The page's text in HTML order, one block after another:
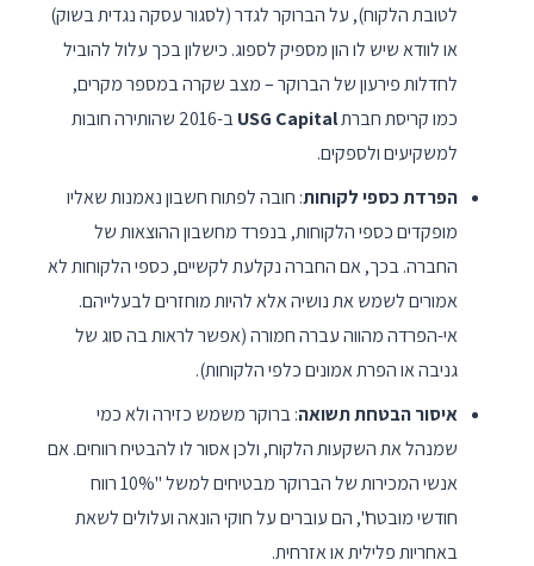
לטובת הלקוח), על הברוקר לגדר (לסגור עסקה נגדית בשוק)
או לוודא שיש לו הון מספיק לספוג. כישלון בכך עלול להוביל
לחדלות פירעון של הברוקר – מצב שקרה במספר מקרים,
כמו קריסת חברתUSG Capital
ב-2016 שהותירה חובות
למשקיעים ולספקים.
הפרדת כספי לקוחות: חובה לפתוח חשבון נאמנות שאליו
מופקדים כספי הלקוחות, בנפרד מחשבון ההוצאות של
החברה. בכך, אם החברה נקלעת לקשיים, כספי הלקוחות לא
אמורים לשמש את נושיה אלא להיות מוחזרים לבעלייהם.
אי-הפרדה מהווה עברה חמורה (אפשר לראות בה סוג של
גניבה או הפרת אמונים כלפי הלקוחות).
איסור הבטחת תשואה: ברוקר משמש כזירה ולא כמי
שמנהל את השקעות הלקוח, ולכן אסור לו להבטיח רווחים. אם
אנשי המכירות של הברוקר מבטיחים למשל "10% רווח
חודשי מובטח", הם עוברים על חוקי הונאה ועלולים לשאת
באחריות פלילית או אזרחית.